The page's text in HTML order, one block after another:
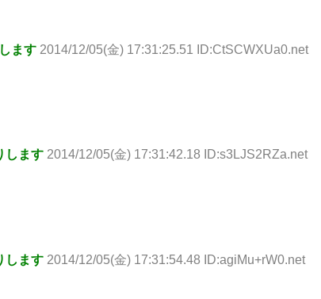
ます 2014/12/05(金) 17:31:25.51 ID:CtSCWXUa0.net
します 2014/12/05(金) 17:31:42.18 ID:s3LJS2RZa.net
します 2014/12/05(金) 17:31:54.48 ID:agiMu+rW0.net